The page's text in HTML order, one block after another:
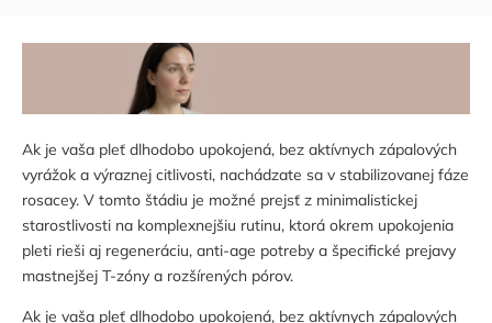
Ak je vaša pleť dlhodobo upokojená, bez aktívnych zápalových
vyrážok a výraznej citlivosti, nachádzate sa v stabilizovanej fáze
rosacey. V tomto štádiu je možné prejsť z minimalistickej
starostlivosti na komplexnejšiu rutinu, ktorá okrem upokojenia
pleti rieši aj regeneráciu, anti-age potreby a špecifické prejavy
mastnejšej T-zóny a rozšírených pórov.
Ak je vaša pleť dlhodobo upokojená, bez aktívnych zápalových